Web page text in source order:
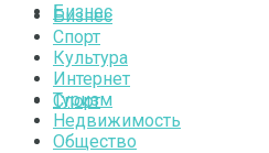
Бизнес
Спорт
Бизнес
Спорт
Культура
Интернет
Туризм
Недвижимость
Общество